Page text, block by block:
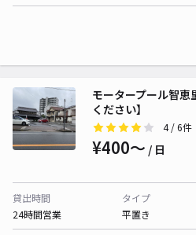
モータープール智
ください】
4/ 6件
¥400〜 / 日
貸出時間
24時間営業
タイプ
平置き